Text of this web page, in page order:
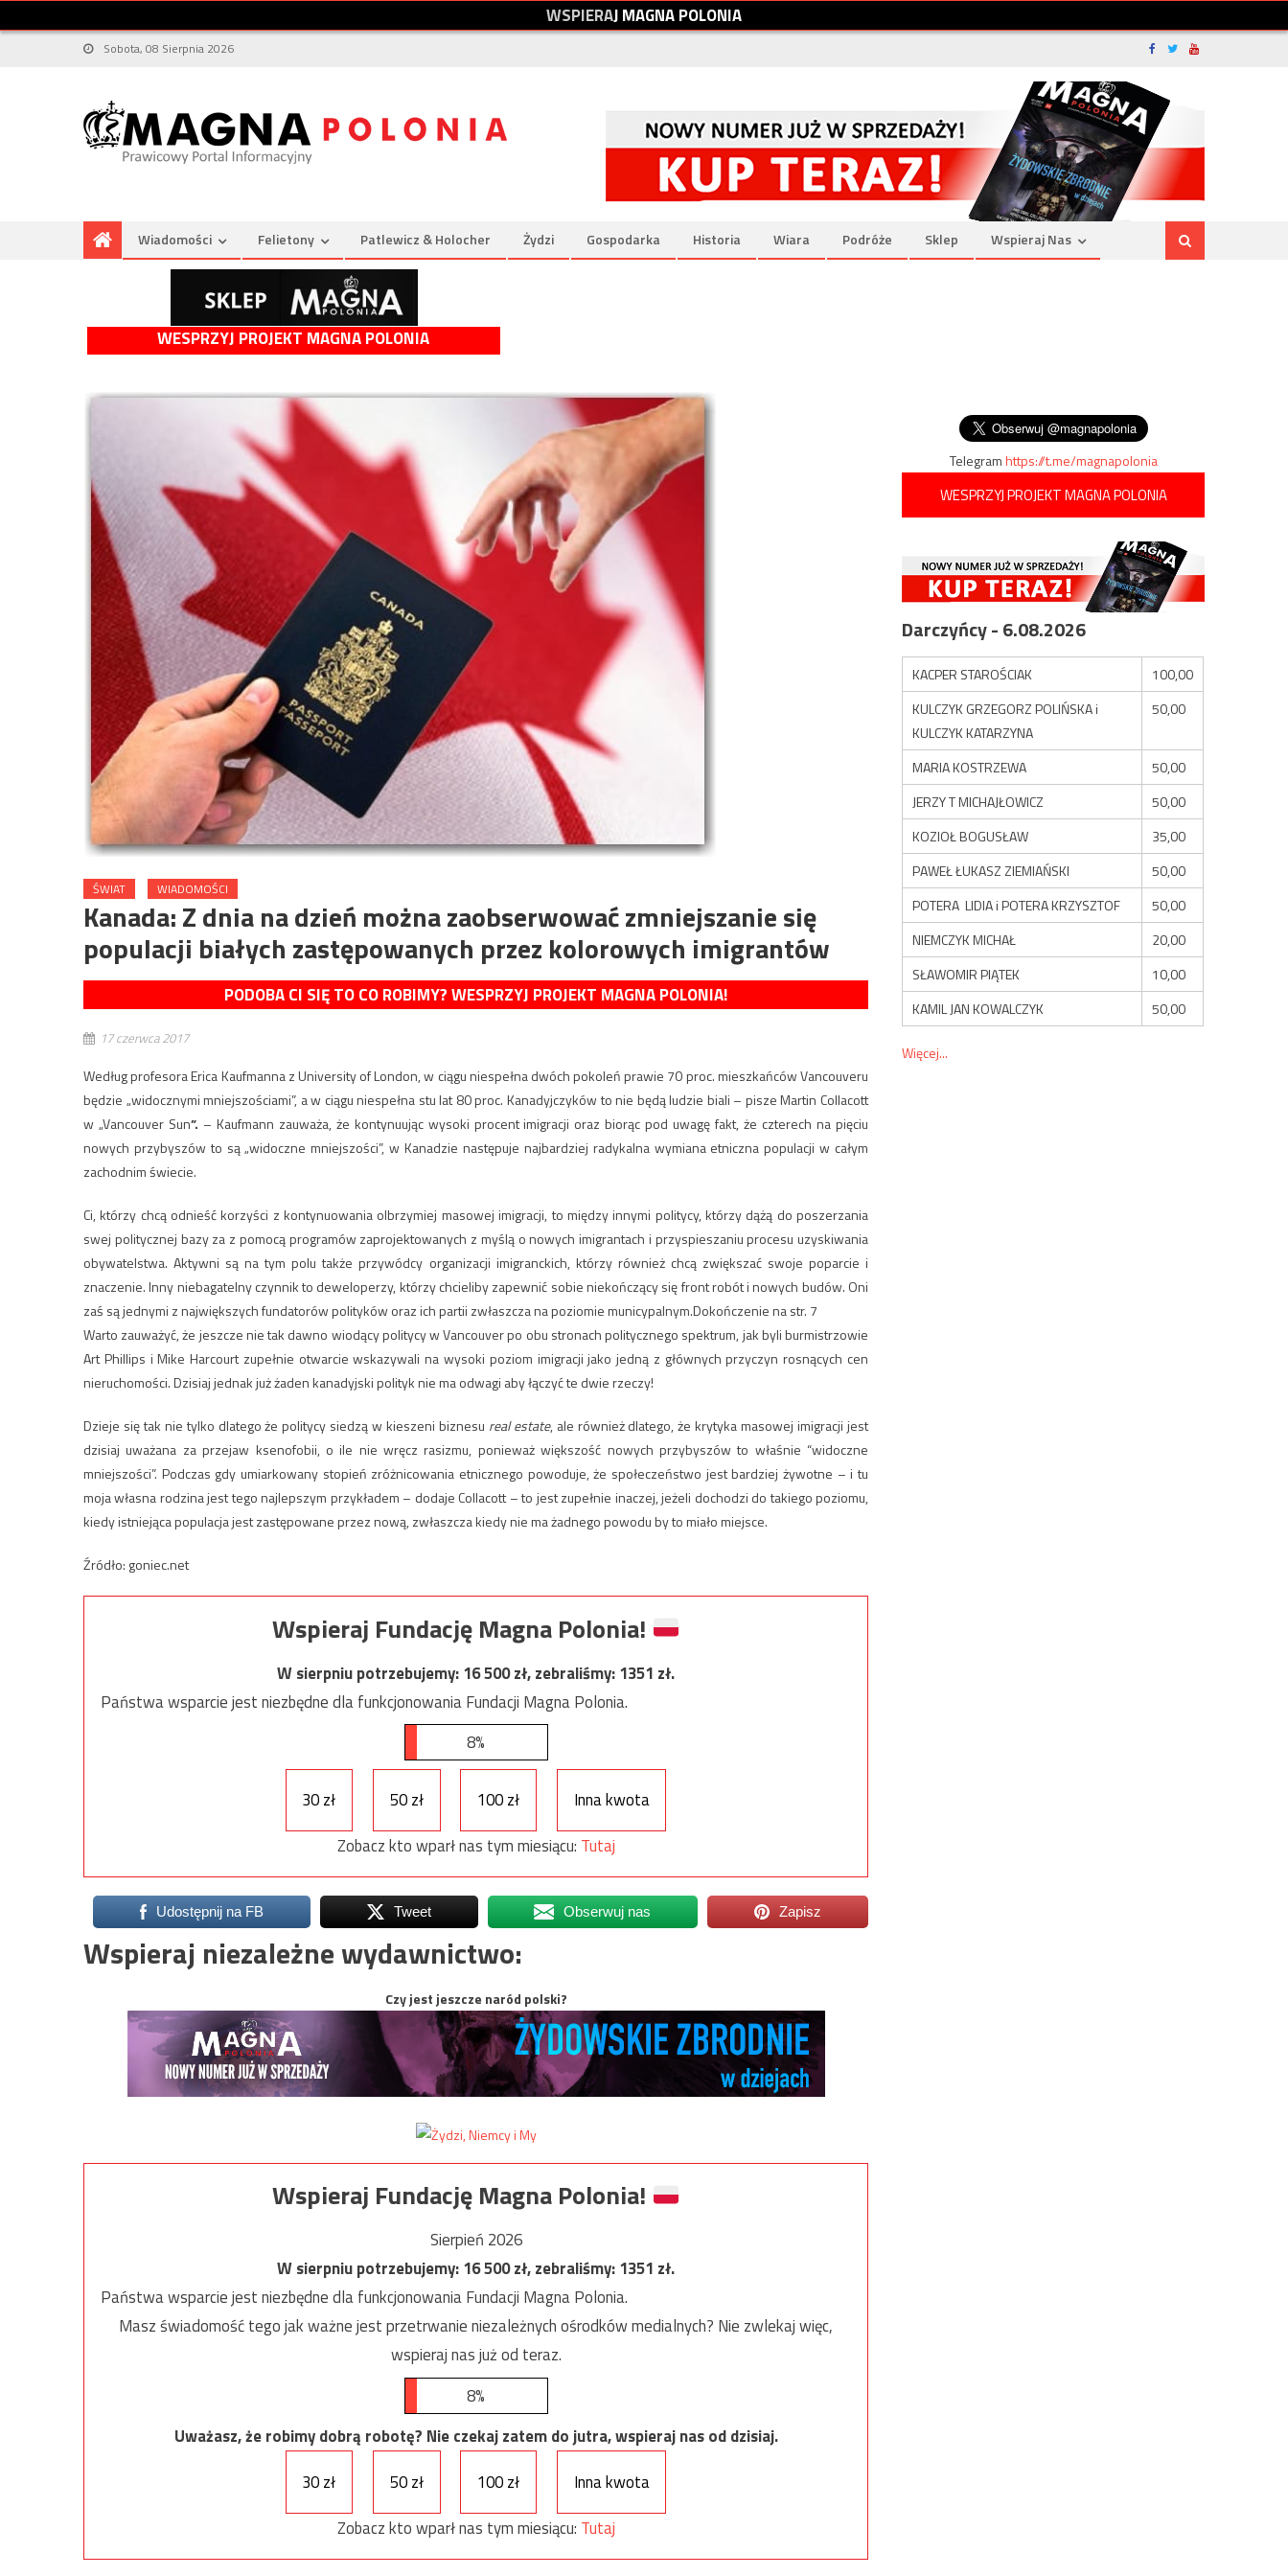
WSPIERAJMAGNAPOLONIA
Sobota, 08 Sierpnia 2026
Wiadomości Felietony Patlewicz & Holocher Żydzi Gospodarka Historia Wiara Podróże Sklep Wspieraj Nas
WESPRZYJ PROJEKT MAGNA POLONIA
ŚWIAT WIADOMOŚCI
Kanada: Z dnia na dzień można zaobserwować zmniejszanie się
populacji białych zastępowanych przez kolorowych imigrantów
PODOBA CI SIĘ TO CO ROBIMY? WESPRZYJ PROJEKT MAGNA POLONIA!
17 czerwca 2017
Według profesora Erica Kaufmanna z University of London, w ciągu niespełna dwóch pokoleń prawie 70 proc. mieszkańców Vancouveru
będzie „widocznymi mniejszościami”, a w ciągu niespełna stu lat 80 proc. Kanadyjczyków to nie będą ludzie biali – pisze Martin Collacott
w „Vancouver Sun”. – Kaufmann zauważa, że kontynuując wysoki procent imigracji oraz biorąc pod uwagę fakt, że czterech na pięciu
nowych przybyszów to są „widoczne mniejszości”, w Kanadzie następuje najbardziej radykalna wymiana etniczna populacji w całym
zachodnim świecie.
Ci, którzy chcą odnieść korzyści z kontynuowania olbrzymiej masowej imigracji, to między innymi politycy, którzy dążą do poszerzania
swej politycznej bazy za z pomocą programów zaprojektowanych z myślą o nowych imigrantach i przyspieszaniu procesu uzyskiwania
obywatelstwa. Aktywni są na tym polu także przywódcy organizacji imigranckich, którzy również chcą zwiększać swoje poparcie i
znaczenie. Inny niebagatelny czynnik to deweloperzy, którzy chcieliby zapewnić sobie niekończący się front robót i nowych budów. Oni
zaś są jednymi z największych fundatorów polityków oraz ich partii zwłaszcza na poziomie municypalnym.Dokończenie na str. 7
Warto zauważyć, że jeszcze nie tak dawno wiodący politycy w Vancouver po obu stronach politycznego spektrum, jak byli burmistrzowie
Art Phillips i Mike Harcourt zupełnie otwarcie wskazywali na wysoki poziom imigracji jako jedną z głównych przyczyn rosnących cen
nieruchomości. Dzisiaj jednak już żaden kanadyjski polityk nie ma odwagi aby łączyć te dwie rzeczy!
Dzieje się tak nie tylko dlatego że politycy siedzą w kieszeni biznesu real estate, ale również dlatego, że krytyka masowej imigracji jest
dzisiaj uważana za przejaw ksenofobii, o ile nie wręcz rasizmu, ponieważ większość nowych przybyszów to właśnie “widoczne
mniejszości”. Podczas gdy umiarkowany stopień zróżnicowania etnicznego powoduje, że społeczeństwo jest bardziej żywotne – i tu
moja własna rodzina jest tego najlepszym przykładem – dodaje Collacott – to jest zupełnie inaczej, jeżeli dochodzi do takiego poziomu,
kiedy istniejąca populacja jest zastępowane przez nową, zwłaszcza kiedy nie ma żadnego powodu by to miało miejsce.
Źródło: goniec.net
Wspieraj Fundację Magna Polonia!
W sierpniu potrzebujemy:16 500zł, zebraliśmy:1351 zł.
Państwa wsparcie jest niezbędne dla funkcjonowania Fundacji Magna Polonia.
8%
30 zł 50 zł 100 zł
Inna kwota
Zobacz kto wparł nas tym miesiącu: Tutaj
Udostępnij na FB Tweet Obserwuj nas Zapisz
Wspieraj niezależne wydawnictwo:
Czy jest jeszcze naród polski?
Wspieraj Fundację Magna Polonia!
Sierpień 2026
W sierpniu potrzebujemy:16 500zł, zebraliśmy:1351 zł.
Państwa wsparcie jest niezbędne dla funkcjonowania Fundacji Magna Polonia.
Masz świadomość tego jak ważne jest przetrwanie niezależnych ośrodków medialnych? Nie zwlekaj więc,
wspieraj nas już od teraz.
8%
Uważasz, że robimy dobrą robotę? Nie czekaj zatem do jutra, wspieraj nas od dzisiaj.
30 zł
50 zł 100 zł
Inna kwota
Zobacz kto wparł nas tym miesiącu: Tutaj
Telegramhttps://t.me/magnapolonia
WESPRZYJ PROJEKT MAGNA POLONIA
Darczyńcy - 6.08.2026
KACPER STAROŚCIAK
100,00
KULCZYK GRZEGORZ POLIŃSKA i
KULCZYK KATARZYNA
50,00
MARIA KOSTRZEWA
50,00
JERZY T MICHAJŁOWICZ
50,00
KOZIOŁ BOGUSŁAW
35,00
PAWEŁ ŁUKASZ ZIEMIAŃSKI
50,00
POTERA LIDIA i POTERA KRZYSZTOF
50,00
NIEMCZYK MICHAŁ
20,00
SŁAWOMIR PIĄTEK
10,00
KAMIL JAN KOWALCZYK
50,00
Więcej...